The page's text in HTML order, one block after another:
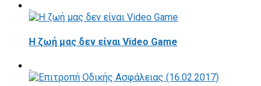
Η ζωή μας δεν είναι Video Game